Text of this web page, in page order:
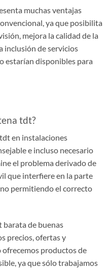
muchas ventajas
ya que posibilita
mejora la calidad de la
inclusión de servicios
estarían disponibles para
tdt?
en instalaciones
e incluso necesario
el problema derivado de
que interfiere en la parte
permitiendo el correcto
barata de buenas
precios, ofertas y
ofrecemos productos de
ya que sólo trabajamos